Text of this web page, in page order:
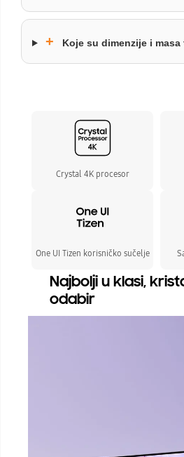
+ Koje su dimenzije i masa
Crystal 4K procesor
One UI Tizen korisničko sučelje
Najbolji u klasi,
odabir